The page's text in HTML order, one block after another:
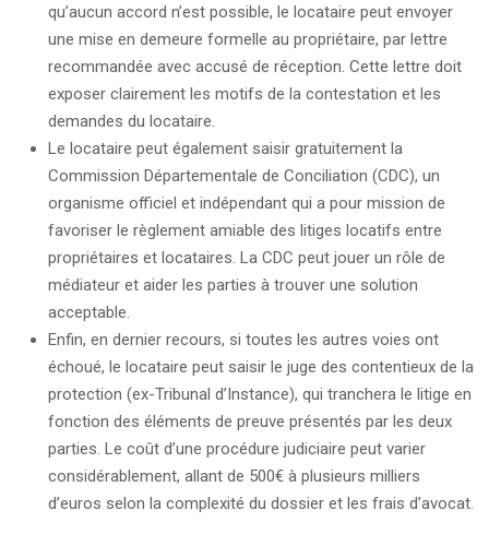
qu’aucun accord n’est possible, le locataire peut envoyer
une mise en demeure formelle au propriétaire, par lettre
recommandée avec accusé de réception. Cette lettre doit
exposer clairement les motifs de la contestation et les
demandes du locataire.
Le locataire peut également saisir gratuitement la
Commission Départementale de Conciliation (CDC), un
organisme officiel et indépendant qui a pour mission de
favoriser le règlement amiable des litiges locatifs entre
propriétaires et locataires. La CDC peut jouer un rôle de
médiateur et aider les parties à trouver une solution
acceptable.
Enfin, en dernier recours, si toutes les autres voies ont
échoué, le locataire peut saisir le juge des contentieux de la
protection (ex-Tribunal d’Instance), qui tranchera le litige en
fonction des éléments de preuve présentés par les deux
parties. Le coût d’une procédure judiciaire peut varier
considérablement, allant de 500€ à plusieurs milliers
d’euros selon la complexité du dossier et les frais d’avocat.